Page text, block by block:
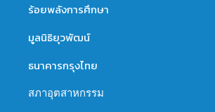
ร้อยพลังการศึกษา
มูลนิธิยุวพัฒน์
ธนาคารกรุงไทย
สภาอุตสาหกรรม